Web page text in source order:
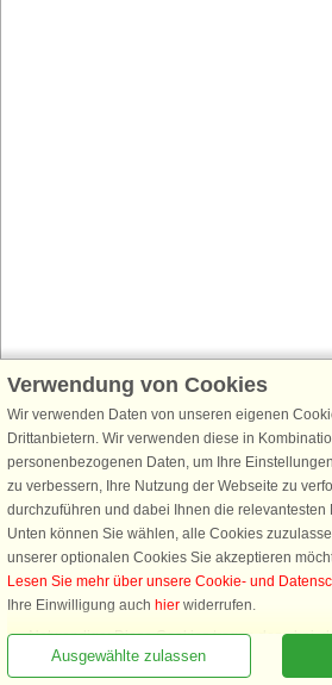
Verwendung von Cookies
Wir verwenden Daten von unseren eigenen
Drittanbietern. Wir verwenden diese in
personenbezogenen Daten, um Ihre
zu verbessern, Ihre Nutzung der Webseite zu
durchzuführen und dabei Ihnen die
Unten können Sie wählen, alle Cookies
unserer optionalen Cookies Sie akzeptieren
Lesen Sie mehr über unsere Cookie- und
Ihre Einwilligung auch hier widerrufen.
Notwendige: Diese Cookies tragen dazu bei,
funktioniert, indem sie grundlegende
Ausgewählte zulassen